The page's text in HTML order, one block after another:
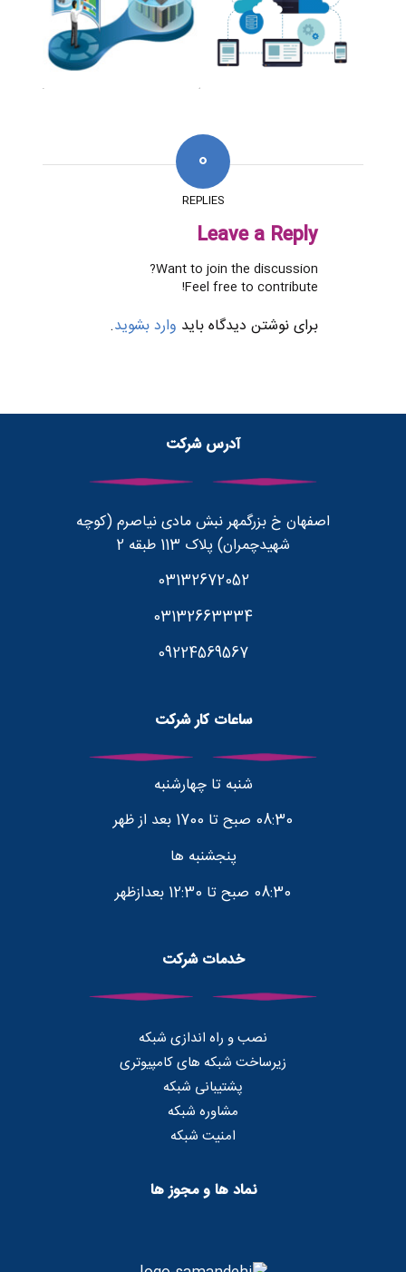
0
REPLIES
Leave a Reply
Want to join the discussion?
Feel free to contribute!
برای نوشتن دیدگاه باید وارد بشوید.
آدرس شرکت
اصفهان خ بزرگمهر نبش مادی نیاصرم (کوچه
شهیدچمران) پلاک 113 طبقه 2
03132672052
03132663334
09224569567
ساعات کار شرکت
شنبه تا چهارشنبه
08:30 صبح تا 1700 بعد از ظهر
پنجشنبه ها
08:30 صبح تا 12:30 بعدازظهر
خدمات شرکت
نصب و راه اندازی شبکه
زیرساخت شبکه های کامپیوتری
پشتیبانی شبکه
مشاوره شبکه
امنیت شبکه
نماد ها و مجوز ها